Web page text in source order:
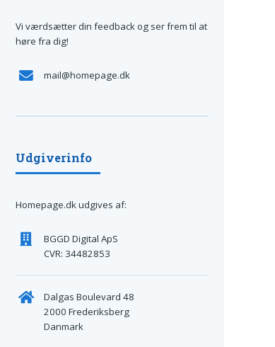
Vi værdsætter din feedback og ser frem til at
høre fra dig!
mail@homepage.dk
Udgiverinfo
Homepage.dk udgives af:
BGGD Digital ApS
CVR: 34482853
Dalgas Boulevard 48
2000 Frederiksberg
Danmark